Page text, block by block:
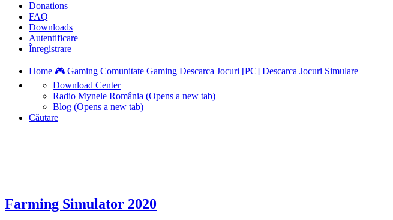
Donations
FAQ
Downloads
Autentificare
Înregistrare
Home 🎮 Gaming Comunitate Gaming Descarca Jocuri [PC] Descarca Jocuri Simulare
Download Center
Radio Mynele România (Opens a new tab)
Blog (Opens a new tab)
Căutare
Farming Simulator 2020